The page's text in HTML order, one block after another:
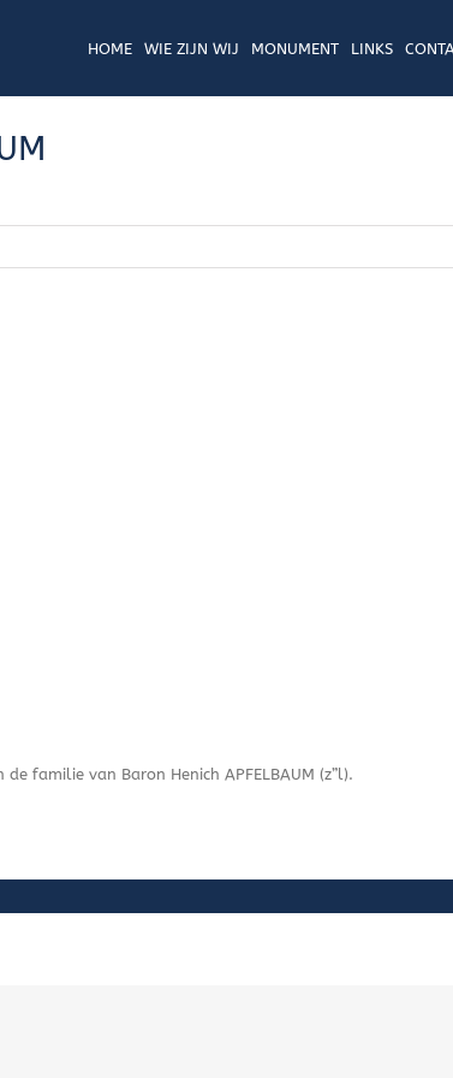
HOME WIE ZIJN WIJ MONUMENT LINKS
familie van Baron Henich APFELBAUM (z”l).